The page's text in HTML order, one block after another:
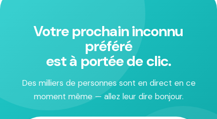
Votre prochain inconnu
préféré
est à portée de clic.
Des milliers de personnes sont en direct en ce
moment même — allez leur dire bonjour.